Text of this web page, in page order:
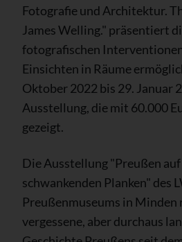
Fotografie und Architektur.
James Welling." präsentiert
fotografischen
Einsichten in Räume
Oktober 2022 bis 29. Januar
Ausstellung, die mit 60.000
gezeigt.
Die Ausstellung "Preußen auf
schwankenden Planken" des
Preußenmuseums in
vergessene, aber durchaus